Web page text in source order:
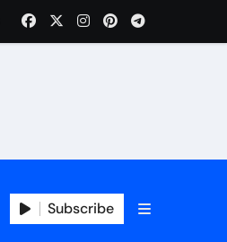
Subscribe